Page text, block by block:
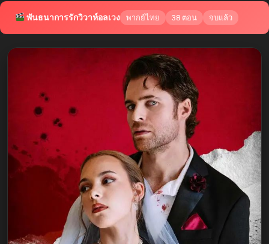
พันธนาการรักวิวาห์อลเวง พากย์ไทย 38 ตอน จบแล้ว